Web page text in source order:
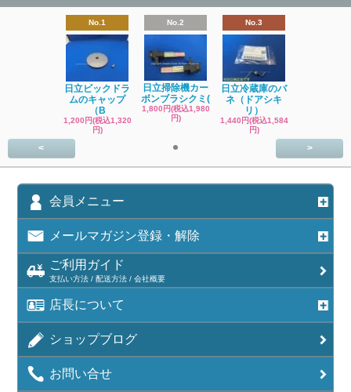
No.1
日立ビックドラ
ムのキャップ
（B
1,200円(税込1,320
円)
No.2
日立掃除機カー
ボンブラシクミ(
1,800円(税込1,980
円)
No.3
日立冷蔵庫のバ
ネ（ドアシキ
リ）
1,440円(税込1,584
円)
< >
会員メニュー
メールマガジン登録・解除
ご利用ガイド
支払い方法 / 配送方法 / 会社概要
店長について
ショップブログ
お問い合せ